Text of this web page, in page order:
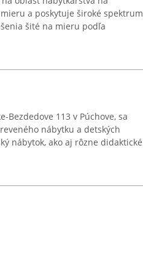
a poskytuje široké spektrum
šité na mieru podľa
Bezdedove 113 v Púchove, sa
nábytku a detských
nábytok, ako aj rôzne didaktické